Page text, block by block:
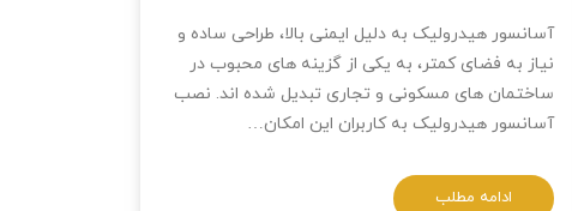
آسانسور هیدرولیک به دلیل ایمنی بالا، طراحی ساده و
نیاز به فضای کمتر، به یکی از گزینه‌ های محبوب در
ساختمان‌ های مسکونی و تجاری تبدیل شده‌ اند. نصب
آسانسور هیدرولیک به کاربران این امکان…
ادامه مطلب